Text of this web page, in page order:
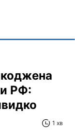
РФ:
1 хв